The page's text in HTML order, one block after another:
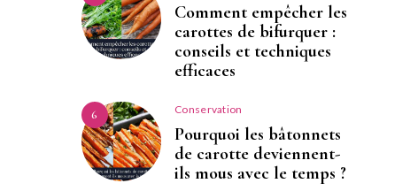
Comment empêcher les
carottes de bifurquer :
conseils et techniques
efficaces
6 Conservation
Pourquoi les bâtonnets
de carotte deviennent-
ils mous avec le temps ?